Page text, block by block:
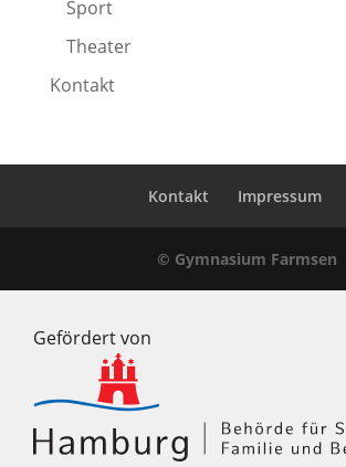
Sport
Theater
Kontakt
Kontakt Impressum
© Gymnasium Farmsen
Gefördert von